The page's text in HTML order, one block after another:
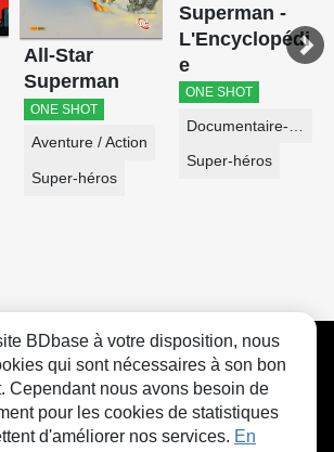
All-Star
Superman
ONE SHOT
Aventure / Action
Super-héros
Superman -
L'Encyclopédi
e
ONE SHOT
Super-héros
FAQ Contact Cookies
BDbase à votre disposition, nous
qui sont nécessaires à son bon
Cependant nous avons besoin de
pour les cookies de statistiques
d'améliorer nos services. En